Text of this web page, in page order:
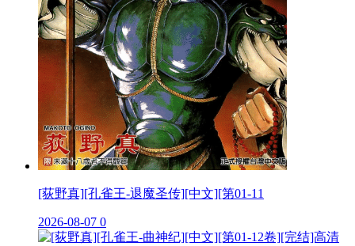
[荻野真][孔雀王-退魔圣传][中文][第01-11
2026-08-07 0